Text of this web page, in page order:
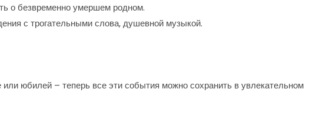
о безвременно умершем родном.
с трогательными слова, душевной музыкой.
юбилей – теперь все эти события можно сохранить в увлекательном